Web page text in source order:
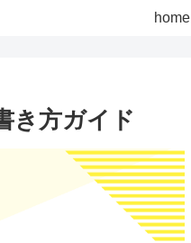
home
き方ガイド